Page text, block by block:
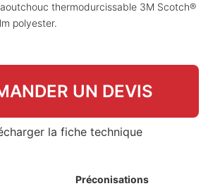
thermodurcissable 3M Scotch®
polyester.
UN DEVIS
la fiche technique
Préconisations